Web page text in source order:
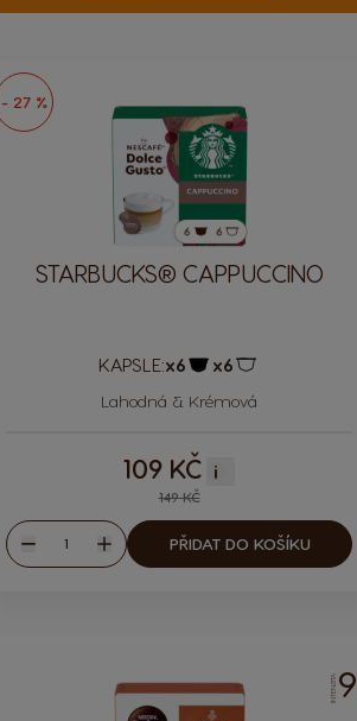
- 27 %
STARBUCKS® CAPPUCCINO
KAPSLE:x6 x6
Lahodná & Krémová
149 KČ
109 KČ i
Množství
Zvýšit
PŘIDAT DO KOŠÍKU
INTENZITA9